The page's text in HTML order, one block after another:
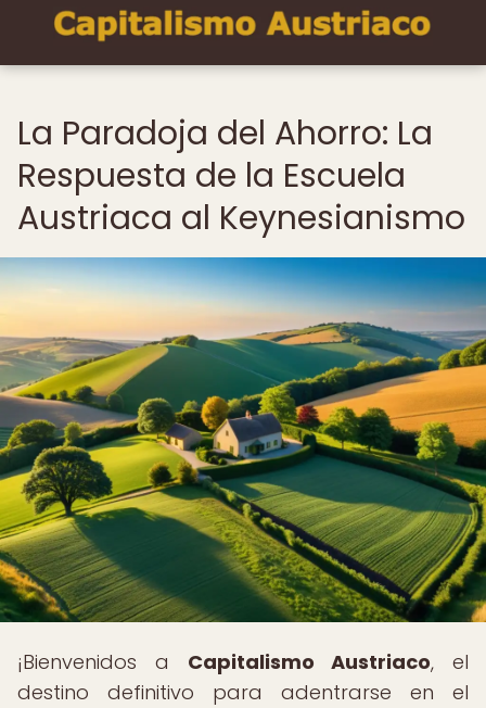
La Paradoja del Ahorro: La
Respuesta de la Escuela
Austriaca al Keynesianismo
¡Bienvenidos a Capitalismo Austriaco, el
destino definitivo para adentrarse en el